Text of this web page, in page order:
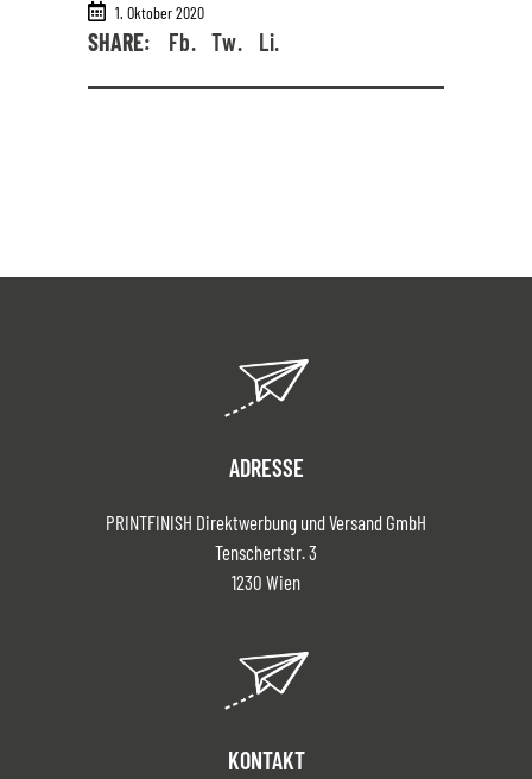
1. Oktober 2020
SHARE: Fb. Tw. Li.
ADRESSE
PRINTFINISH Direktwerbung und Versand GmbH
Tenschertstr. 3
1230 Wien
KONTAKT